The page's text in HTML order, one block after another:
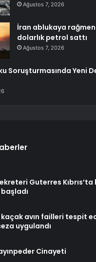
Ağustos 7, 2026
İran ablukaya rağmen
dolarlık petrol sattı
Ağustos 7, 2026
Soruşturmasında Yeni
Guterres Kıbrıs’ta
kaçak avın failleri tespit
uygulandı
Cinayeti